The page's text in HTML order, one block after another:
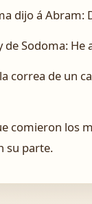
dijo á
Sodoma: He
correa de un
comieron los
su parte.